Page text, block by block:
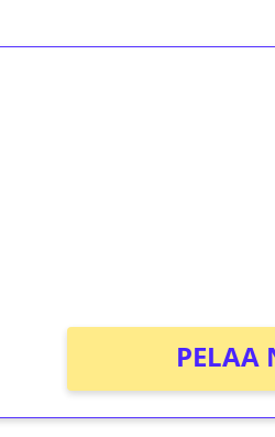
PELAA